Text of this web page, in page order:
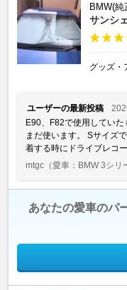
BMW(純
サンシ
グッズ・
ユーザーの最新投稿
E90、F82で使用してい
まだ使います。 Sサイズ
着する時にドライブレコ
mtgc （愛車：BMW 3シリ
あなたの愛車のパ